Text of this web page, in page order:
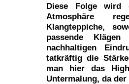
Diese Folge wird
Atmosphäre
Klangteppiche,
passende
nachhaltigen
tatkräftig die
man hier das
Untermalung, da